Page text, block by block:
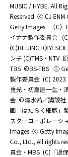
MUSIC / HYBE. All
Reserved ⓒ CJ ENM
Getty Images
（C
イナナ製作委員会
(C)BEIJING IQIYI
ンチ (C)TMS・NTV
TBS ©BS-TBS ⓒ
製作委員会 (C) 2023
重光・初嘉屋一生・
会 ©清水茜／講談社
画「はたらく細胞」
スターコーポレーシ
Images ⓒ Getty
Co., Ltd., All rights
員会・MBS (C)「過